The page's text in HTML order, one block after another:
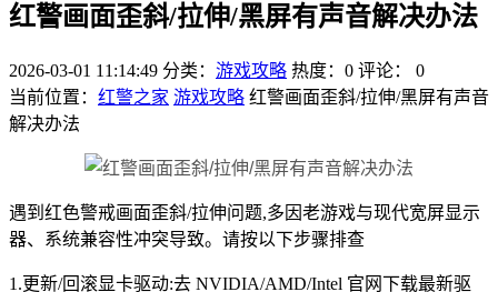
红警画面歪斜/拉伸/黑屏有声音解决办法
2026-03-01 11:14:49 分类： 游戏攻略 热度：0 评论：
0
当前位置： 红警之家 游戏攻略 红警画面歪斜/拉伸/黑屏有声音
解决办法
遇到红色警戒画面歪斜/拉伸问题,多因老游戏与现代宽屏显示
器、系统兼容性冲突导致。请按以下步骤排查
1.更新/回滚显卡驱动:去 NVIDIA/AMD/Intel 官网下载最新驱